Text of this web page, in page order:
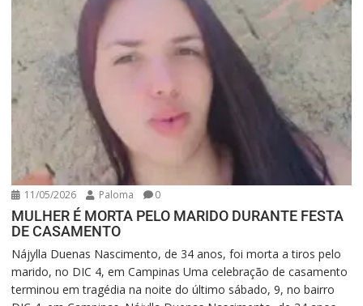
11/05/2026 Paloma 0
MULHER É MORTA PELO MARIDO DURANTE FESTA
DE CASAMENTO
Nájylla Duenas Nascimento, de 34 anos, foi morta a tiros pelo
marido, no DIC 4, em Campinas Uma celebração de casamento
terminou em tragédia na noite do último sábado, 9, no bairro